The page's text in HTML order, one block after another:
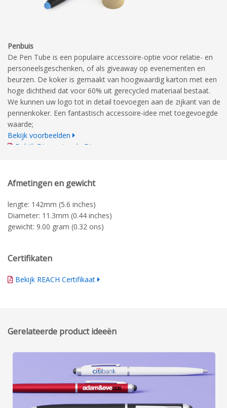
Penbuis
De Pen Tube is een populaire accessoire-optie voor relatie- en
personeelsgeschenken, of als giveaway op evenementen en
beurzen. De koker is gemaakt van hoogwaardig karton met een
hoge dichtheid dat voor 60% uit gerecycled materiaal bestaat.
We kunnen uw logo tot in detail toevoegen aan de zijkant van de
pennenkoker. Een fantastisch accessoire-idee met toegevoegde
waarde;
Bekijk voorbeelden
Bekijk Dimensionale Diagram
Afmetingen en gewicht
lengte: 142mm (5.6 inches)
Diameter: 11.3mm (0.44 inches)
gewicht: 9.00 gram (0.32 ons)
Certifikaten
Bekijk REACH Certifikaat
Gerelateerde product ideeën